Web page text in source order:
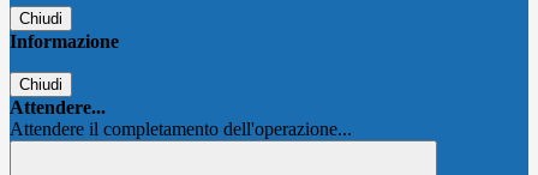
Chiudi
Informazione
Chiudi
Attendere...
Attendere il completamento dell'operazione...